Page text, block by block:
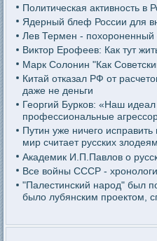
Политическая активность в
Ядерный блеф России для
Лев Термен - похороненный
Виктор Ерофеев: Как тут
Марк Солонин "Как
Китай отказал РФ от
даже не деньги
Георгий Бурков: «Наш
профессиональные
Путин уже ничего
мир считает русских
Академик И.П.Павлов о
Все войны СССР -
"Палестинский народ" был
было лубянским проектом,